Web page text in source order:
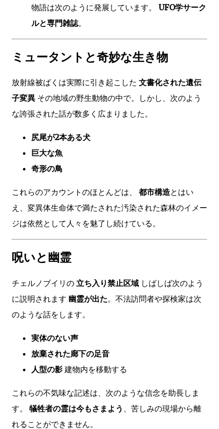
物語は次のように発展しています。 UFO学サーク
ルと専門雑誌。
ミュータントと奇妙な生き物
放射線被ばくは実際に引き起こした 文書化された遺伝
子変異 その地域の野生動物の中で。しかし、次のよう
な誇張された話が数多く広まりました。
尻尾が2本ある犬
巨大な魚
奇形の鳥
これらのアカウントのほとんどは、 都市構造とはい
え、変異体生命体で満たされた汚染された森林のイメー
ジは依然として人々を魅了し続けている。
呪いと幽霊
チェルノブイリの 立ち入り禁止区域 しばしば次のよう
に説明されます 幽霊が出た。不法訪問者や探検家は次
のような話をします。
実体のない声
放棄された廊下の足音
人型の影 建物内を移動する
これらの不気味な記述は、次のような信念を助長しま
す。 犠牲者の霊は今もさまよう 、苦しみの現場から離
れることができません。